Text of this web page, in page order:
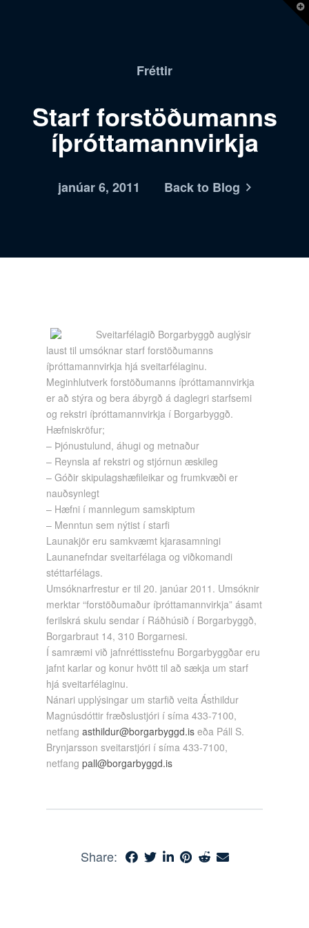
Fréttir
Starf forstöðumanns
íþróttamannvirkja
janúar 6, 2011 Back to Blog
Sveitarfélagið Borgarbyggð auglýsir
laust til umsóknar starf forstöðumanns
íþróttamannvirkja hjá sveitarfélaginu.
Meginhlutverk forstöðumanns íþróttamannvirkja
er að stýra og bera ábyrgð á daglegri starfsemi
og rekstri íþróttamannvirkja í Borgarbyggð.
Hæfniskröfur;
– Þjónustulund, áhugi og metnaður
– Reynsla af rekstri og stjórnun æskileg
– Góðir skipulagshæfileikar og frumkvæði er
nauðsynlegt
– Hæfni í mannlegum samskiptum
– Menntun sem nýtist í starfi
Launakjör eru samkvæmt kjarasamningi
Launanefndar sveitarfélaga og viðkomandi
stéttarfélags.
Umsóknarfrestur er til 20. janúar 2011. Umsóknir
merktar “forstöðumaður íþróttamannvirkja” ásamt
ferilskrá skulu sendar í Ráðhúsið í Borgarbyggð,
Borgarbraut 14, 310 Borgarnesi.
Í samræmi við jafnréttisstefnu Borgarbyggðar eru
jafnt karlar og konur hvött til að sækja um starf
hjá sveitarfélaginu.
Nánari upplýsingar um starfið veita Ásthildur
Magnúsdóttir fræðslustjóri í síma 433-7100,
netfangasthildur@borgarbyggd.is eða Páll S.
Brynjarsson sveitarstjóri í síma 433-7100,
netfangpall@borgarbyggd.is
Share: